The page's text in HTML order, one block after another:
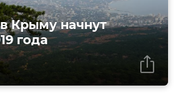
Крыму начнут
года